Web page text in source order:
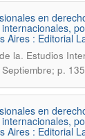
en
Aires : Editorial
la. Estudios
p.
en
Aires : Editorial